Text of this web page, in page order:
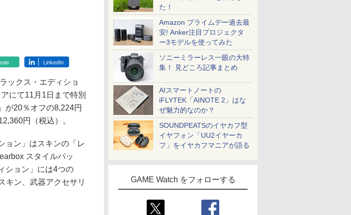
た！
Amazon プライムデー過去最
安! Anker注目プロジェクタ
ー3モデルを使ってみた
ソニーミラーレス一眼の大特
集！ 見どころ記事まとめ
AIスマートノートの
iFLYTEK「AINOTE 2」はな
ぜ魅力的なのか？
SOUNDPEATSのイヤカフ型
イヤフォン「UU2イヤーカ
フ」をイヤカフマニアが語る
GAME Watch をフォローする
LinkedIn
ックス・エディショ
にて11月1日まで特別
が20％オフの8,224円
円（税込）。
ョン」はスキンの「レ
スタイルパッ
ション」には4つの
キン、武器アクセサリ